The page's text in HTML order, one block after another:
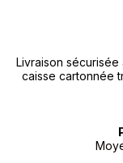
Livraison
caisse cartonnée